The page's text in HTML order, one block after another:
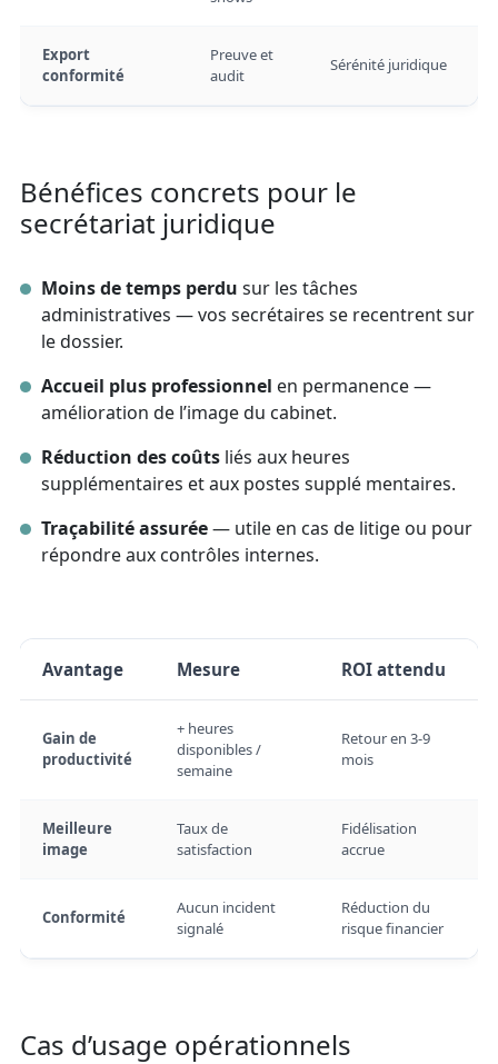
Export
conformité
Preuve et
audit
Sérénité juridique
Bénéfices concrets pour le
secrétariat juridique
Moins de temps perdu sur les tâches
administratives — vos secrétaires se recentrent sur
le dossier.
Accueil plus professionnel en permanence —
amélioration de l’image du cabinet.
Réduction des coûts liés aux heures
supplémentaires et aux postes supplé mentaires.
Traçabilité assurée— utile en cas de litige ou pour
répondre aux contrôles internes.
Avantage Mesure ROI attendu
Gain de
productivité
+ heures
disponibles /
semaine
Retour en 3-9
mois
Meilleure
image
Taux de
satisfaction
Fidélisation
accrue
Conformité
Aucun incident
signalé
Réduction du
risque financier
Cas d’usage opérationnels